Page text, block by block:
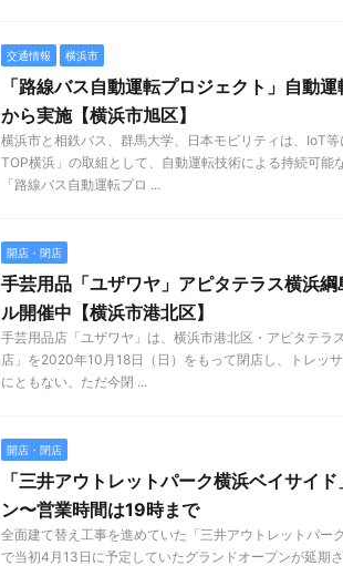
交通情報 横浜市
「路線バス自動運転プロジェクト」自動
から実施【横浜市旭区】
横浜市と相鉄バス、群馬大学、日本モビリティは、IoT
TOP横浜」の取組として、自動運転技術による持続可能
「路線バス自動運転プロ ...
開店・閉店
手芸用品「ユザワヤ」アピタテラス横浜
ル開催中【横浜市港北区】
手芸用品店「ユザワヤ」は、横浜市港北区・アピタテラ
店」を2020年10月18日（日）をもって閉店し、トレッ
にともない、ただ今閉 ...
開店・閉店
「三井アウトレットパーク横浜ベイサイ
ン〜営業時間は19時まで
全面建て替え工事を進めていた「三井アウトレットパー
で当初4月13日に予定していたグランドオープンが延期